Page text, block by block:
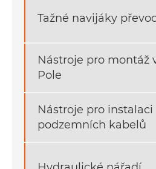
Tažné navijáky
Nástroje pro montáž
Pole
Nástroje pro instalaci
podzemních kabelů